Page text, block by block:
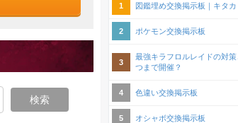
検索
図鑑埋め交換掲示板｜キタ
ポケモン交換掲示板
最強キラフロルレイドの対
つまで開催？
色違い交換掲示板
オシャボ交換掲示板